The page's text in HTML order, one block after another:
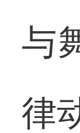
与
律